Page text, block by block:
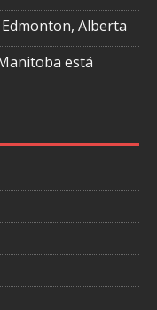
Alberta
está